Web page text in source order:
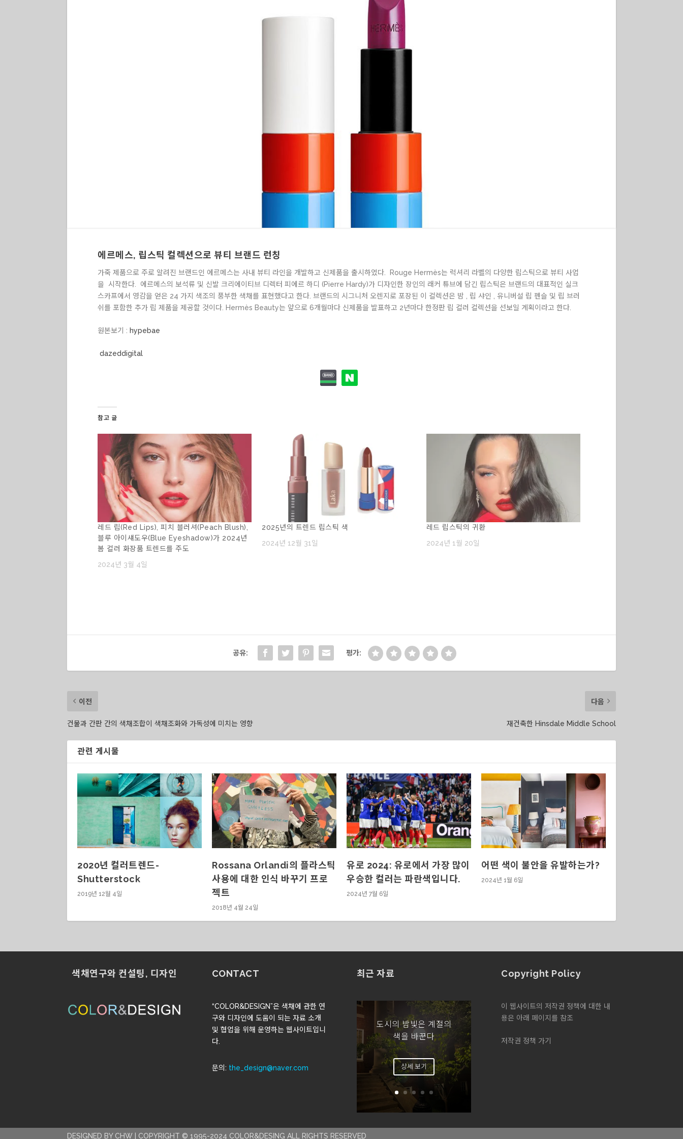
에르메스, 립스틱 컬렉션으로 뷰티 브랜드 런칭
가죽 제품으로 주로 알려진 브랜드인 에르메스는 사내 뷰티 라인을 개발하고 신제품을 출시하였다. Rouge Hermès는 럭셔리 라벨의 다양한 립스틱으로 뷰티 사업
을 시작한다. 에르메스의 보석류 및 신발 크리에이티브 디렉터 피에르 하디 (Pierre Hardy)가 디자인한 장인의 래커 튜브에 담긴 립스틱은 브랜드의 대표적인 실크
스카프에서 영감을 얻은 24 가지 색조의 풍부한 색채를 표현했다고 한다. 브랜드의 시그니처 오렌지로 포장된 이 컬렉션은 밤 , 립 샤인 , 유니버설 립 펜슬 및 립 브러
쉬를 포함한 추가 립 제품을 제공할 것이다. Hermès Beauty는 앞으로 6개월마다 신제품을 발표하고 2년마다 한정판 립 컬러 컬렉션을 선보일 계획이라고 한다.
원본보기 : hypebae
dazeddigital
참고 글
레드 립(Red Lips), 피치 블러셔(Peach Blush),
블루 아이섀도우(Blue Eyeshadow)가 2024년
봄 컬러 화장품 트렌드를 주도
2024년 3월 4일
2025년의 트렌드 립스틱 색
2024년 12월 31일
레드 립스틱의 귀환
2024년 1월 20일
공유: 평가:
이전
건물과 간판 간의 색채조합이 색채조화와 가독성에 미치는 영향
다음
재건축한 Hinsdale Middle School
관련 게시물
2020년 컬러트렌드-
Shutterstock
2019년 12월 4일
Rossana Orlandi의 플라스틱
사용에 대한 인식 바꾸기 프로
젝트
2018년 4월 24일
유로 2024: 유로에서 가장 많이
우승한 컬러는 파란색입니다.
2024년 7월 6일
어떤 색이 불안을 유발하는가?
2024년 1월 6일
색채연구와 컨설팅, 디자인 CONTACT
“COLOR&DESIGN”은 색채에 관한 연
구와 디자인에 도움이 되는 자료 소개
및 협업을 위해 운영하는 웹사이트입니
다.
문의: the_design@naver.com
최근 자료
도시의 밤빛은 계절의
색을 바꾼다
상세 보기
Copyright Policy
이 웹사이트의 저작권 정책에 대한 내
용은 아래 페이지를 참조
저작권 정책 가기
DESIGNED BY CHW | COPYRIGHT © 1995-2024 COLOR&DESING ALL RIGHTS RESERVED